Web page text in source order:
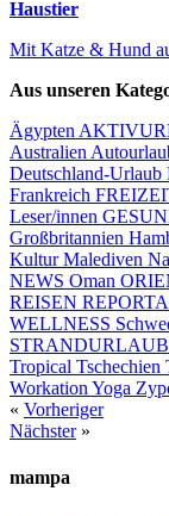
Haustier
Mit Katze & Hund
Aus unseren
Ägypten
Australien
Deutschland-Urlaub
Frankreich
Leser/innen
Großbritannien
KulturMalediven
NEWS Oman
REISEN
WELLNESS
STRANDURLAUB
Tropical Tschechien
Workation Yoga
« Vorheriger
Nächster»
mampa